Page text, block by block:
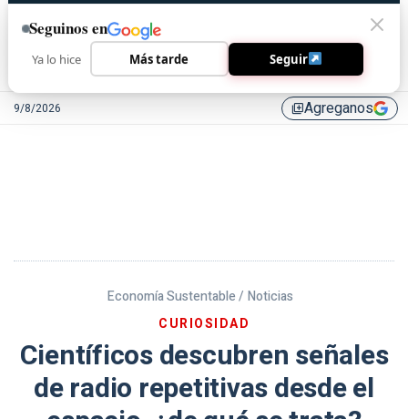
9/8/2026 library_addAgreganos
Economía Sustentable / Noticias
CURIOSIDAD
Científicos descubren señales
de radio repetitivas desde el
Seguinos en
Ya lo hice Más tarde Seguir